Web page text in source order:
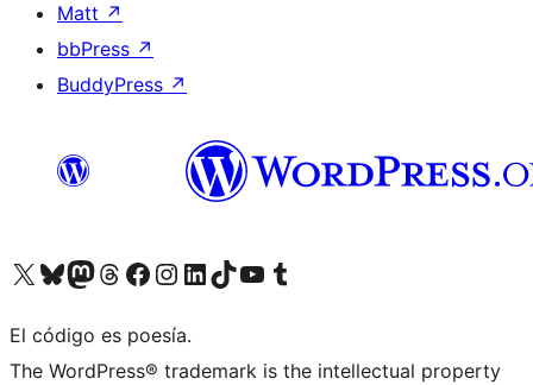
Matt ↗
bbPress ↗
BuddyPress ↗
Visita nuestra cuenta de X (anteriormente Twitter)
Visita nuestra cuenta de Bluesky
Visita nuestra cuenta de Mastodon
Visita nuestra cuenta de Threads
Visita nuestra página de Facebook
Visita nuestra cuenta de Instagram
Visita nuestra cuenta de LinkedIn
Visita nuestra cuenta de TikTok
Visita nuestro canal de YouTube
Visita nuestra cuenta de Tumblr
El código es poesía.
The WordPress® trademark is the intellectual property